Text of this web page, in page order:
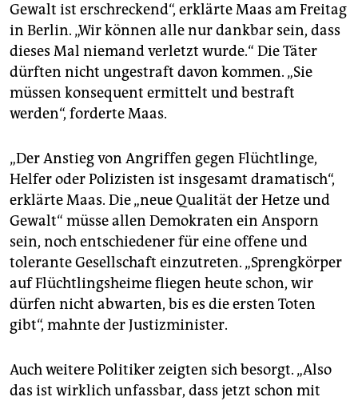
Gewalt ist erschreckend“, erklärte Maas am Freitag
in Berlin. „Wir können alle nur dankbar sein, dass
dieses Mal niemand verletzt wurde.“ Die Täter
dürften nicht ungestraft davon kommen. „Sie
müssen konsequent ermittelt und bestraft
werden“, forderte Maas.
„Der Anstieg von Angriffen gegen Flüchtlinge,
Helfer oder Polizisten ist insgesamt dramatisch“,
erklärte Maas. Die „neue Qualität der Hetze und
Gewalt“ müsse allen Demokraten ein Ansporn
sein, noch entschiedener für eine offene und
tolerante Gesellschaft einzutreten. „Sprengkörper
auf Flüchtlingsheime fliegen heute schon, wir
dürfen nicht abwarten, bis es die ersten Toten
gibt“, mahnte der Justizminister.
Auch weitere Politiker zeigten sich besorgt. „Also
das ist wirklich unfassbar, dass jetzt schon mit